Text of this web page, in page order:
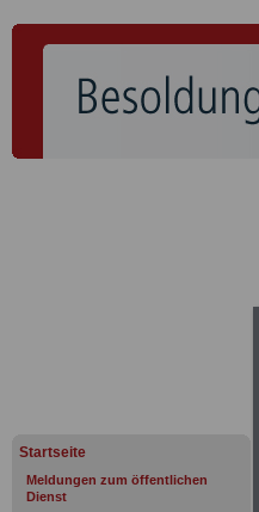
Startseite
Meldungen zum öffentlichen
Dienst